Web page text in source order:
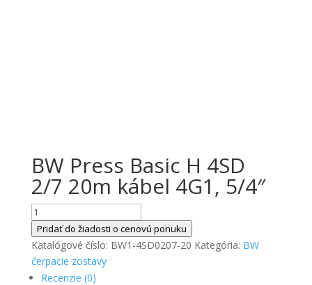
BW Press Basic H 4SD
2/7 20m kábel 4G1, 5/4″
množstvo
BW
Press
Basic
H
Pridať do žiadosti o cenovú ponuku
Katalógové číslo: BW1-4SD0207-20 Kategória: BW
čerpacie zostavy
Recenzie (0)